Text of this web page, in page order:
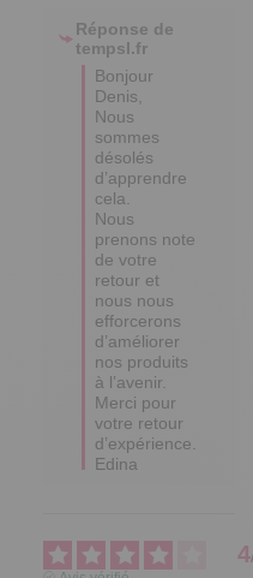
Réponse de
tempsl.fr
Bonjour
Denis,
Nous
sommes
désolés
d’apprendre
cela.
Nous
prenons note
de votre
retour et
nous nous
efforcerons
d’améliorer
nos produits
à l’avenir.
Merci pour
votre retour
d’expérience.
Edina
4